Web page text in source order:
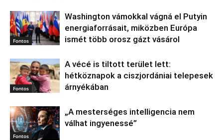
Fontos
Washington vámokkal vágná el Putyin
energiaforrásait, miközben Európa
ismét több orosz gázt vásárol
Fontos
A vécé is tiltott terület lett:
hétköznapok a ciszjordániai telepesek
árnyékában
Fontos
„A mesterséges intelligencia nem
válhat ingyenessé”